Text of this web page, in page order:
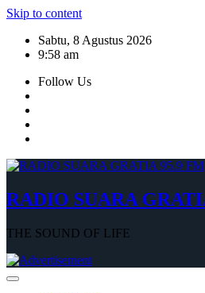
Skip to content
Sabtu, 8 Agustus 2026
9:58 am
Follow Us
RADIO SUARA
THE SOUND OF LIFE